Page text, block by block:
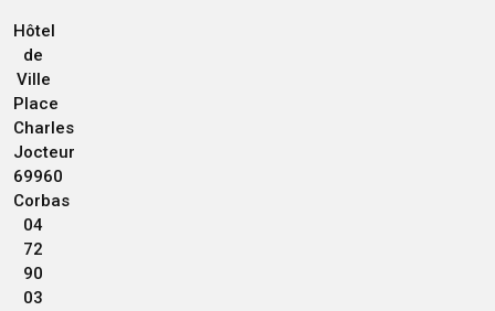
Hôtel
de
Ville
Place
Charles
Jocteur
69960
Corbas
04
72
90
03